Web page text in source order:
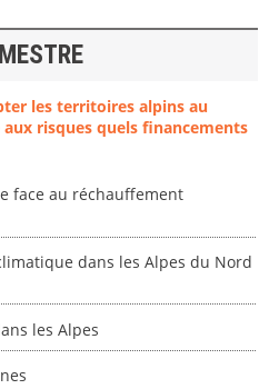
les territoires alpins au
risques quels financements
face au réchauffement
dans les Alpes du Nord
les Alpes